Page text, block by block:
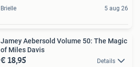
Brielle 5 aug 26
Jamey Aebersold Volume 50: The Magic
of Miles Davis
€ 18,95 Details